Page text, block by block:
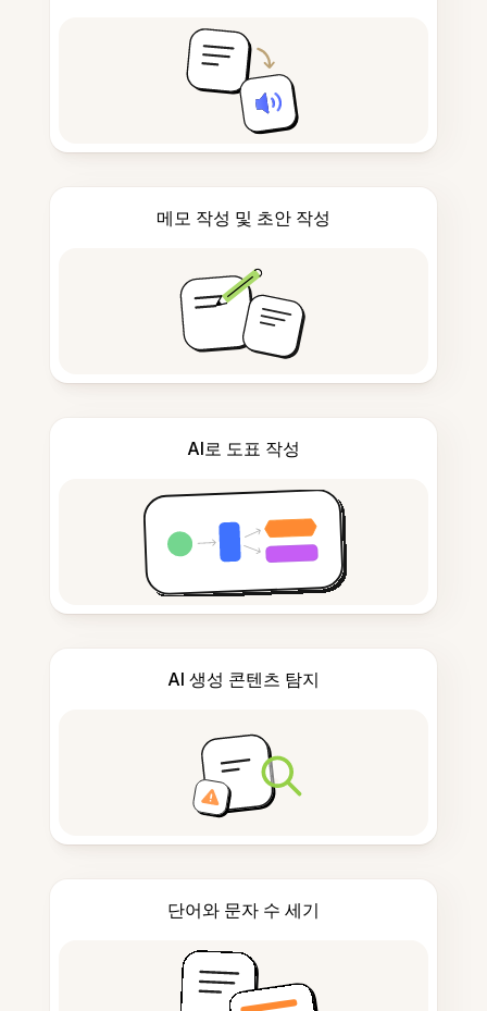
메모 작성 및 초안 작성
AI로 도표 작성
AI 생성 콘텐츠 탐지
단어와 문자 수 세기